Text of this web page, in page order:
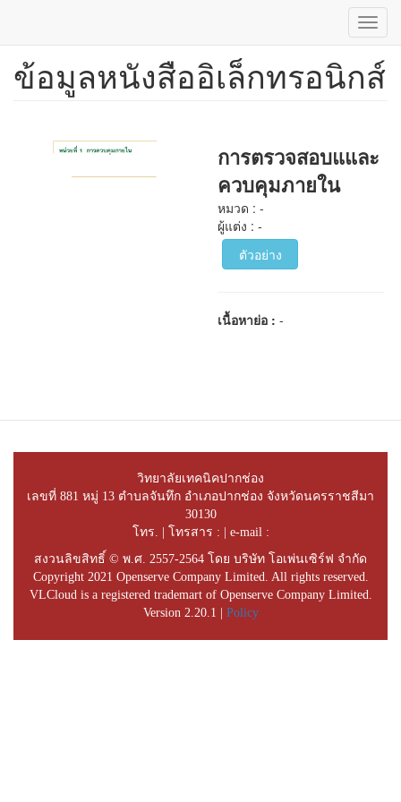
ข้าม
ข้อมูลหนังสืออิเล็กทรอนิกส์
การตรวจสอบแและ
ควบคุมภายใน
หมวด : -
ผู้แต่ง : -
ตัวอย่าง
เนื้อหาย่อ :-
วิทยาลัยเทคนิคปากช่อง
เลขที่ 881 หมู่ 13 ตำบลจันทึก อำเภอปากช่อง จังหวัดนครราชสีมา
30130
โทร. | โทรสาร : | e-mail :
สงวนลิขสิทธิ์ © พ.ศ. 2557-2564 โดย บริษัท โอเพ่นเซิร์ฟ จำกัด
Copyright 2021 Openserve Company Limited. All rights reserved.
VLCloud is a registered trademart of Openserve Company Limited.
Version 2.20.1 | Policy